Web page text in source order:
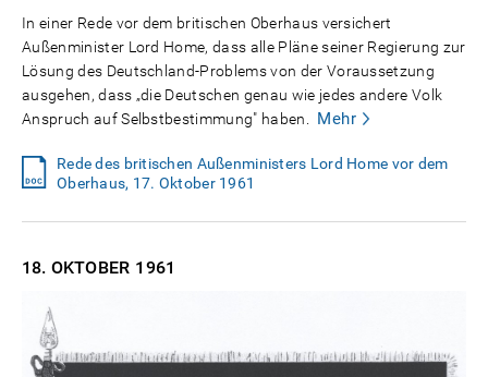
In einer Rede vor dem britischen Oberhaus versichert
Außenminister Lord Home, dass alle Pläne seiner Regierung zur
Lösung des Deutschland-Problems von der Voraussetzung
ausgehen, dass „die Deutschen genau wie jedes andere Volk
Anspruch auf Selbstbestimmung" haben.
Mehr
Rede des britischen Außenministers Lord Home vor dem
Oberhaus, 17. Oktober 1961
18. OKTOBER 1961